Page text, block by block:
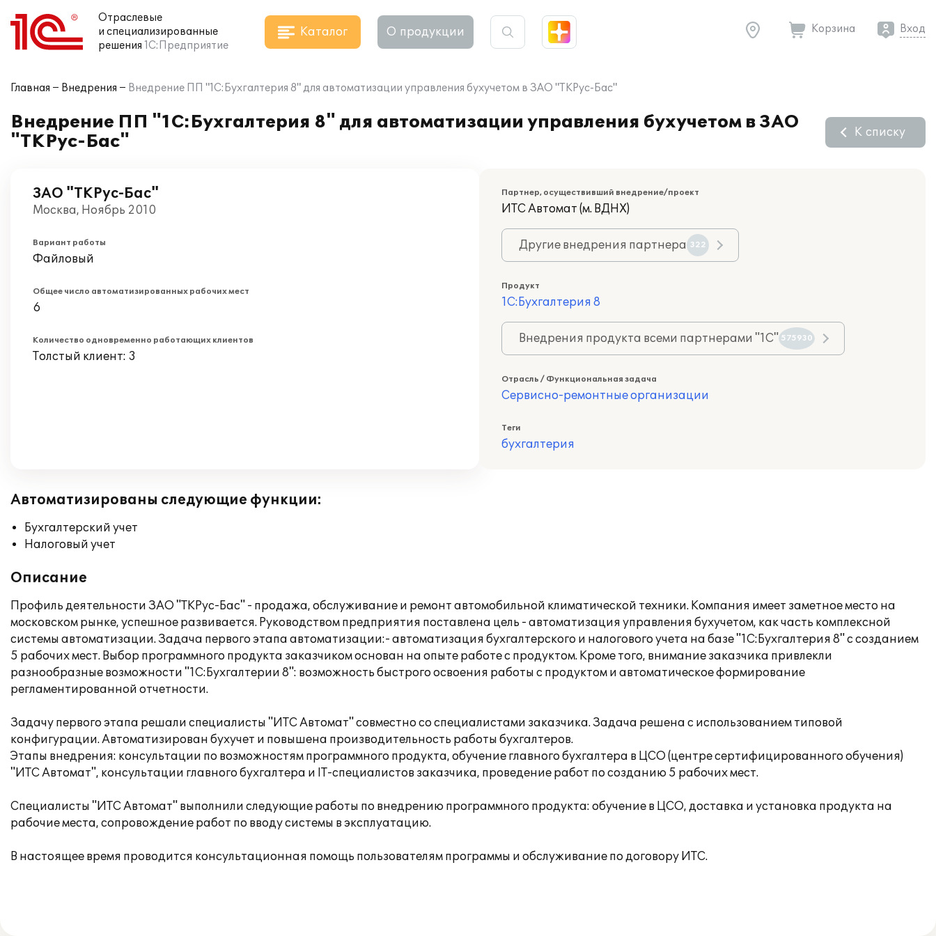
Отраслевые
и специализированные
решения 1С:Предприятие
Каталог О продукции Корзина Вход
Главная Внедрения Внедрение ПП "1C:Бухгалтерия 8" для автоматизации управления бухучетом в ЗАО "ТКРус-Бас"
Внедрение ПП "1C:Бухгалтерия 8" для автоматизации управления бухучетом в ЗАО
"ТКРус-Бас"
К списку
ЗАО "ТКРус-Бас"
Москва, Ноябрь 2010
Вариант работы
Файловый
Общее число автоматизированных рабочих мест
6
Количество одновременно работающих клиентов
Толстый клиент: 3
Партнер, осуществивший внедрение/проект
ИТС Автомат (м. ВДНХ)
Другие внедрения партнера 322
Продукт
1С:Бухгалтерия 8
Внедрения продукта всеми партнерами "1С" 575930
Отрасль / Функциональная задача
Сервисно-ремонтные организации
Теги
бухгалтерия
Автоматизированы следующие функции:
Бухгалтерский учет
Налоговый учет
Описание
Профиль деятельности ЗАО "ТКРус-Бас" - продажа, обслуживание и ремонт автомобильной климатической техники. Компания имеет заметное место на
московском рынке, успешное развивается. Руководством предприятия поставлена цель - автоматизация управления бухучетом, как часть комплексной
системы автоматизации. Задача первого этапа автоматизации:- автоматизация бухгалтерского и налогового учета на базе "1C:Бухгалтерия 8" с созданием
5 рабочих мест. Выбор программного продукта заказчиком основан на опыте работе с продуктом. Кроме того, внимание заказчика привлекли
разнообразные возможности "1С:Бухгалтерии 8": возможность быстрого освоения работы с продуктом и автоматическое формирование
регламентированной отчетности.
Задачу первого этапа решали специалисты "ИТС Автомат" совместно со специалистами заказчика. Задача решена с использованием типовой
конфигурации. Автоматизирован бухучет и повышена производительность работы бухгалтеров.
Этапы внедрения: консультации по возможностям программного продукта, обучение главного бухгалтера в ЦСО (центре сертифицированного обучения)
"ИТС Автомат", консультации главного бухгалтера и IT-специалистов заказчика, проведение работ по созданию 5 рабочих мест.
Специалисты "ИТС Автомат" выполнили следующие работы по внедрению программного продукта: обучение в ЦСО, доставка и установка продукта на
рабочие места, сопровождение работ по вводу системы в эксплуатацию.
В настоящее время проводится консультационная помощь пользователям программы и обслуживание по договору ИТС.